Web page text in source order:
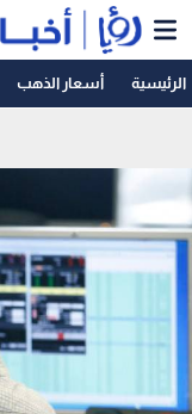
الرئيسية أسعار الذهب